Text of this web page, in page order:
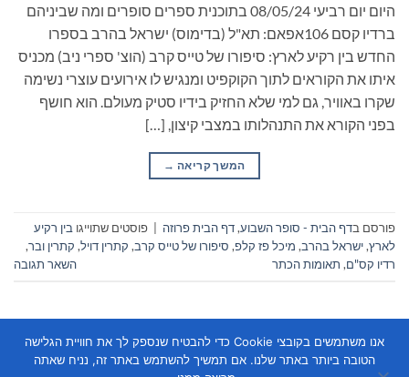
היום יום רביעי 08/05/24 בתוכנית ספרים סופרים ומה שביניהם
ברדיו קסם 106אפאם: תא"ל (בדימוס) ישראל בהרב בספרו
החדש בין רקיע לארץ: סיפורו של טייס קרב (הוצ' ספרי ניב) מכניס
איתו את הקוראים לתוך הקוקפיט ומנגיש לו אירועים עוצרי נשימה
שקרו באוויר, גם למי שלא החזיק בידיו סטיק מעולם. הוא חושף
בפני הקורא את התנהלותו במצבי קיצון, […]
המשך קריאה →
פורסם בדף הבית - סופר השבוע,דף הבית פרוזה פוסטים שתוייגו בין רקיע
לארץ,ישראל בהרב, מיכל פז קלפ, סיפורו של טייס קרב, קתרין דויל, קתרין ובר,
רדיו קס"ם, תאומות הכתר השאר תגובה
אנו משתמשים בקובצי Cookie כדי להבטיח שנספק לך את חוויית הגלישה
הטובה ביותר באתר שלנו. אם תמשיך להשתמש באתר זה, נניח שאתה